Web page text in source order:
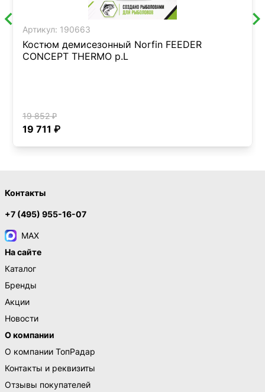
Артикул: 190663
Костюм демисезонный Norfin FEEDER
CONCEPT THERMO р.L
19 852 ₽
19 711 ₽
Контакты
+7 (495) 955-16-07
MAX
На сайте
Каталог
Бренды
Акции
Новости
О компании
О компании ТопРадар
Контакты и реквизиты
Отзывы покупателей